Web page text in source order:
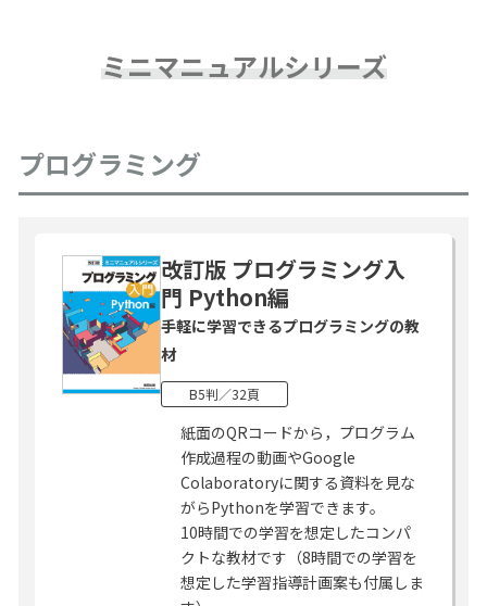
ミニマニュアルシリーズ
プログラミング
改訂版 プログラミング入
門 Python編
手軽に学習できるプログラミングの教
材
B5判／32頁
紙面のQRコードから，プログラム
作成過程の動画やGoogle
Colaboratoryに関する資料を見な
がらPythonを学習できます。
10時間での学習を想定したコンパ
クトな教材です（8時間での学習を
想定した学習指導計画案も付属しま